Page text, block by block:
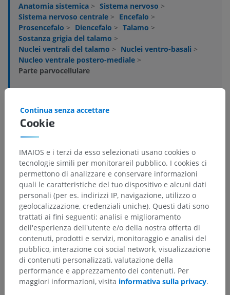
Anatomia sistemica > Sistema nervoso >
Sistema nervoso centrale > Encefalo >
Prosencefalo > Diencefalo > Talamo >
Sostanza grigia del talamo >
Nuclei ventrali del talamo > Nuclei ventro-basali >
Nucleo ventrale postero-mediale >
Parte parvocellulare
Neuroanatomia umana
Traduzioni
Hai notato un errore?
Non esitare a suggerire una correzione, traduzione o
un miglioramento dei contenuti.
Segnala un problema
Cookie
Continua senza accettare
IMAIOS e i terzi da esso selezionati usano cookies o
tecnologie simili per monitorareil pubblico. I cookies ci
permettono di analizzare e conservare informazioni
quali le caratteristiche del tuo dispositivo e alcuni dati
personali (per es. indirizzi IP, navigazione, utilizzo o
geolocalizzazione, credenziali uniche). Questi dati sono
trattati ai fini seguenti: analisi e miglioramento
dell'esperienza dell'utente e/o della nostra offerta di
contenuti, prodotti e servizi, monitoraggio e analisi del
pubblico, interazione coi social network, visualizzazione
di contenuti personalizzati, valutazione della
performance e apprezzamento dei contenuti. Per
maggiori informazioni, visita informativa sulla privacy.